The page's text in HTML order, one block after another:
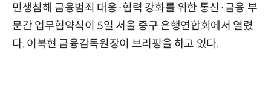
민생침해 금융범죄 대응·협력 강화를 위한 통신·금융 부
문간 업무협약식이 5일 서울 중구 은행연합회에서 열렸
다. 이복현 금융감독원장이 브리핑을 하고 있다.